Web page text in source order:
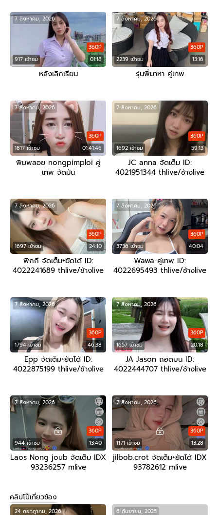
917 เข้าชม 01:18
360P
7 สิงหาคม, 2026
หลังเลิกเรียน
2239 เข้าชม 13:16
360P
7 สิงหาคม, 2026
รุ่นพี่มาหา คู่เทพ
1817 เข้าชม 01:41:46
360P
7 สิงหาคม, 2026
พิมพลอย nongpimploi คู่
เทพ จัดมัน
1692 เข้าชม 59:13
360P
7 สิงหาคม, 2026
JC anna จัดเต็ม ID:
4021951344 thlive/ช้างlive
1697 เข้าชม 24:10
360P
7 สิงหาคม, 2026
พิกกี จัดเต็ม+ยัดโด้ ID:
4022241689 thlive/ช้างlive
3736 เข้าชม 40:04
360P
7 สิงหาคม, 2026
Wawa คู่เทพ ID:
4022695493 thlive/ช้างlive
1794 เข้าชม 46:38
360P
7 สิงหาคม, 2026
Epp จัดเต็ม+ยัดโด้ ID:
4022875199 thlive/ช้างlive
1657 เข้าชม 20:18
360P
7 สิงหาคม, 2026
JA Jason ถอดบน ID:
4022444707 thlive/ช้างlive
944 เข้าชม 13:40
360P
7 สิงหาคม, 2026
Laos Nong joub จัดเต็ม IDX
93236257 mlive
1171 เข้าชม 13:28
360P
7 สิงหาคม, 2026
jilbob.crot จัดเต็ม+ยัดโด้ IDX
93782612 mlive
คลิปโป๊เกี่ยวข้อง
24 กรกฎาคม, 2026 6 กันยายน, 2025